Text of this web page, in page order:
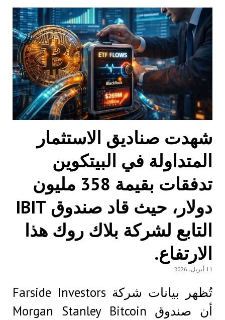
شهدت صناديق الاستثمار
المتداولة في البيتكوين
تدفقات بقيمة 358 مليون
دولار، حيث قاد صندوق IBIT
التابع لشركة بلاك روك هذا
الارتفاع.
11 أبريل، 2026
تُظهر بيانات شركة Farside Investors
أن صندوق Morgan Stanley Bitcoin